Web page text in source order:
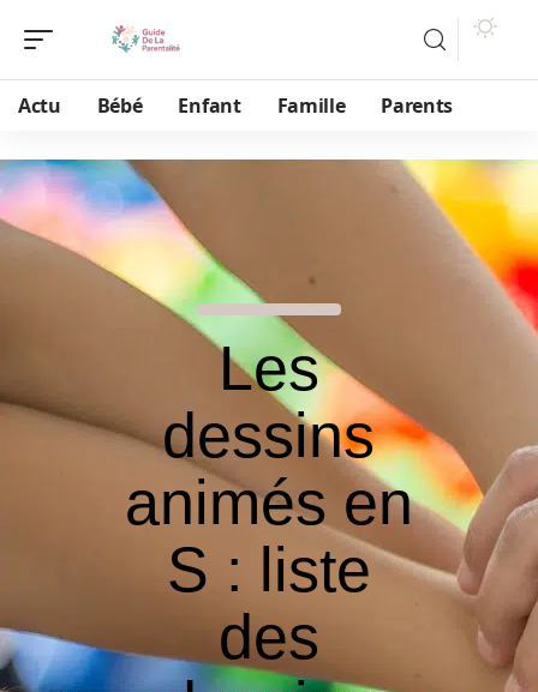
Actu Bébé Enfant Famille Parents
Les
dessins
animés en
S : liste
des